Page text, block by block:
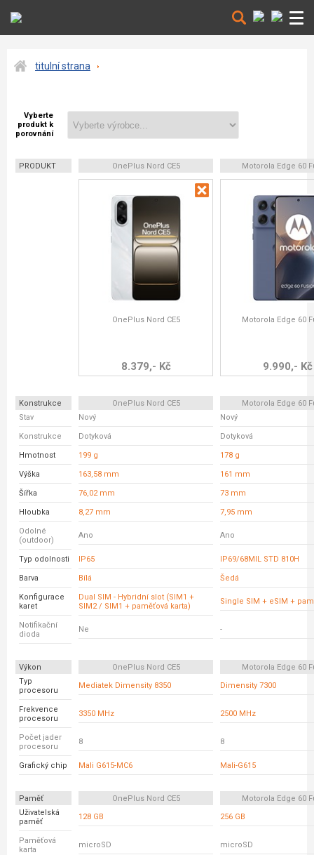
titulní strana
Vyberte
produkt k
porovnání
PRODUKT OnePlus Nord CE5 Motorola Edge 60
OnePlus Nord CE5
8.379,- Kč
Motorola Edge 60
9.990,- Kč
Konstrukce OnePlus Nord CE5
Motorola Edge 60
Stav
Nový Nový
Konstrukce Dotyková Dotyková
Hmotnost 199 g 178 g
Výška 163,58 mm 161 mm
Šířka 76,02 mm 73 mm
Hloubka 8,27 mm 7,95 mm
Odolné
(outdoor)
Ano Ano
Typ odolnosti IP65 IP69/68MIL STD 810H
Barva Bílá Šedá
Konfigurace
karet
Dual SIM - Hybridní slot (SIM1 +
SIM2 / SIM1 + paměťová karta)
Single SIM + eSIM +
Notifikační
dioda
Ne -
Výkon OnePlus Nord CE5
Motorola Edge 60
Typ
procesoru
Mediatek Dimensity 8350 Dimensity 7300
Frekvence
procesoru
3350 MHz 2500 MHz
Počet jader
procesoru
8 8
Grafický chip Mali G615-MC6 Mali-G615
Paměť OnePlus Nord CE5
Motorola Edge 60
Uživatelská
paměť
128 GB 256 GB
Paměťová
karta
microSD microSD